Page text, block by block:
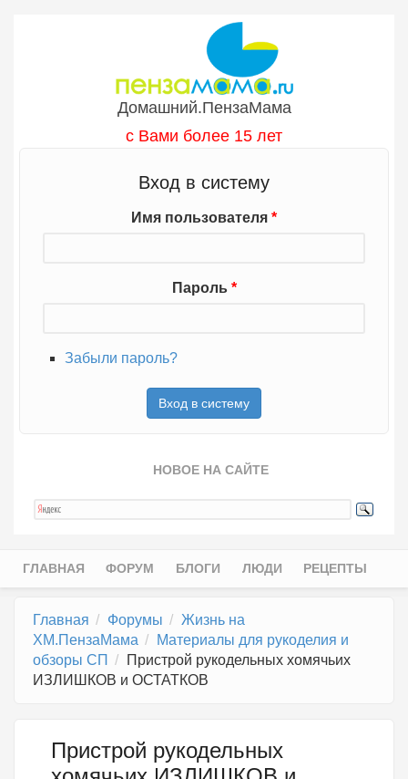
Домашний.ПензаМама
с Вами более 15 лет
Вход в систему
Имя пользователя *
Пароль *
Забыли пароль?
НОВОЕ НА САЙТЕ
Главное меню
ГЛАВНАЯ ФОРУМ БЛОГИ ЛЮДИ РЕЦЕПТЫ
Главная Форумы
Жизнь на
ХМ.ПензаМама
Материалы для рукоделия и
обзоры СП
Пристрой рукодельных хомячьих
ИЗЛИШКОВ и ОСТАТКОВ
Пристрой рукодельных